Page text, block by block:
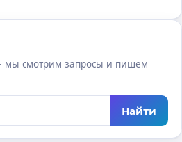
мы смотрим запросы и пишем
Найти